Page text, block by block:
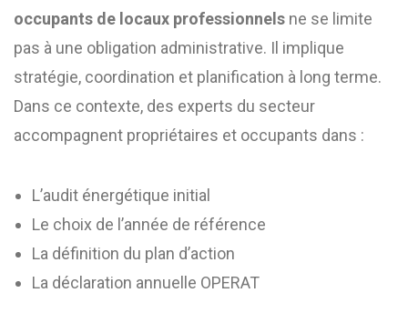
occupants de locaux professionnels ne se limite
pas à une obligation administrative. Il implique
stratégie, coordination et planification à long terme.
Dans ce contexte, des experts du secteur
accompagnent propriétaires et occupants dans :
L’audit énergétique initial
Le choix de l’année de référence
La définition du plan d’action
La déclaration annuelle OPERAT